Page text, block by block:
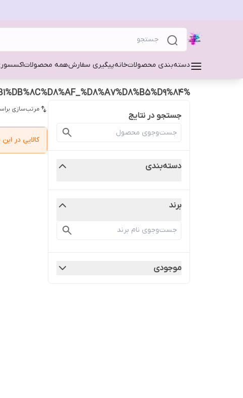
دسته‌بندی محصولاتخانهپیگیری سفارشهمه محصولات
%D9%85%D8%B1%D9%88%D8%A7%D8%B1%DB%8C%D8%AF_%D8%A7%D8%B5%D9%84
جستجو در نتایج
دسته‌بندی
برند
موجودی
مرتب‌سازی
کالایی در